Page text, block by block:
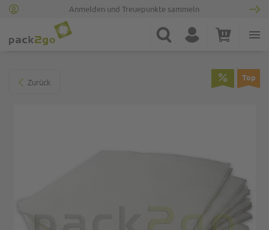
Anmelden und Treuepunkte sammeln
Suche Konto Warenkorb
Zurück Top